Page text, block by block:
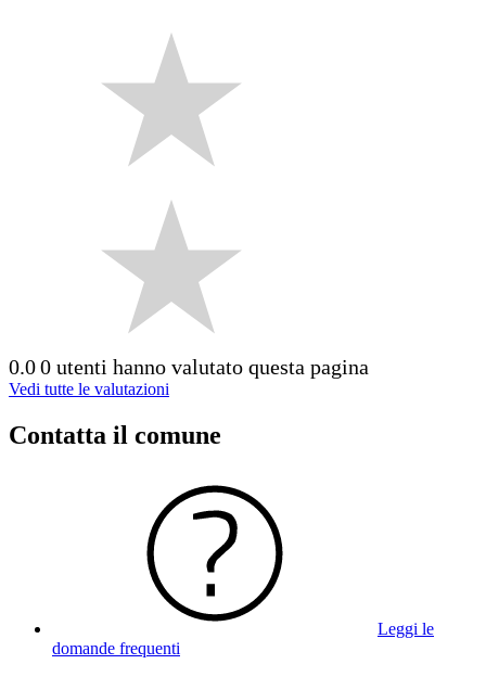
0.00 utenti hanno valutato questa pagina
Vedi tutte le valutazioni
Contatta il comune
Leggi le
domande frequenti